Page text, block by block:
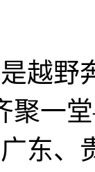
野奔
聚一
东、